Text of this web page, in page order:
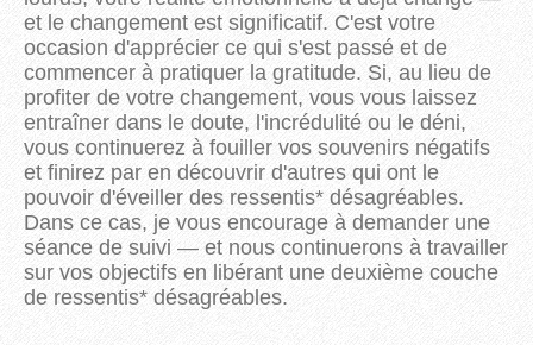
et le changement est significatif. C'est votre
occasion d'apprécier ce qui s'est passé et de
commencer à pratiquer la gratitude. Si, au lieu de
profiter de votre changement, vous vous laissez
entraîner dans le doute, l'incrédulité ou le déni,
vous continuerez à fouiller vos souvenirs négatifs
et finirez par en découvrir d'autres qui ont le
pouvoir d'éveiller des ressentis* désagréables.
Dans ce cas, je vous encourage à demander une
séance de suivi — et nous continuerons à travailler
sur vos objectifs en libérant une deuxième couche
de ressentis* désagréables.